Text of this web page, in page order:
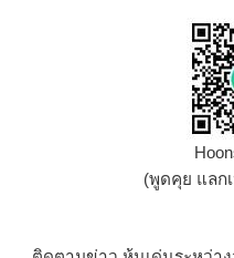
(พูดคุย แลก